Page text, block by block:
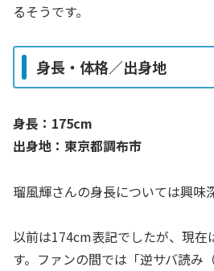
るそうです。
身長・体格／出身地
身長：175cm
出身地：東京都調布市
瑠風輝さんの身長については興味
以前は174cm表記でしたが、現在
す。ファンの間では「逆サバ読み